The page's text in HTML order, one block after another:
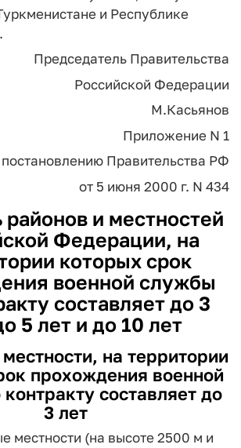
и Республике
Председатель Правительства
Российской Федерации
М.Касьянов
Приложение N 1
постановлению Правительства РФ
от 5 июня 2000 г. N 434
и местностей
Федерации, на
которых срок
военной службы
составляет до 3
5 лет и до 10 лет
на территории
прохождения военной
составляет до
3 лет
местности (на высоте 2500 м и